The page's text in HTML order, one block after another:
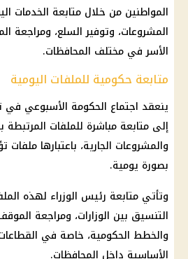
المواطنين من خلال متابعة الخدمات
المشروعات، وتوفير السلع، ومراجعة
الأسر في مختلف المحافظات.
متابعة حكومية للملفات اليومية
ينعقد اجتماع الحكومة الأسبوعي في
إلى متابعة مباشرة للملفات المرتبطة
والمشروعات الجارية، باعتبارها
بصورة يومية.
وتأتي متابعة رئيس الوزراء لهذه
التنسيق بين الوزارات، ومراجعة
والخطط الحكومية، خاصة في
الأساسية داخل المحافظات.